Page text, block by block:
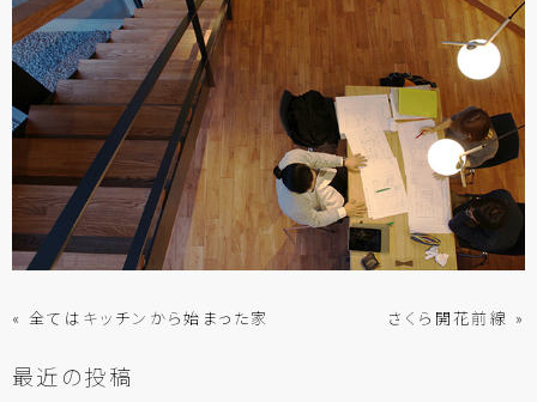
« 全てはキッチンから始まった家 さくら開花前線 »
最近の投稿